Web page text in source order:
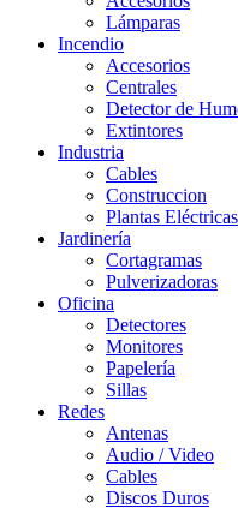
Lámparas
Incendio
Accesorios
Centrales
Detector de
Extintores
Industria
Cables
Construccion
Plantas Eléctricas
Jardinería
Cortagramas
Pulverizadoras
Oficina
Detectores
Monitores
Papelería
Sillas
Redes
Antenas
Audio / Video
Cables
Discos Duros